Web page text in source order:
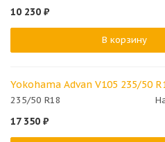
10 230 ₽
В корзину
Yokohama Advan V105 235/50
235/50 R18
17 350 ₽